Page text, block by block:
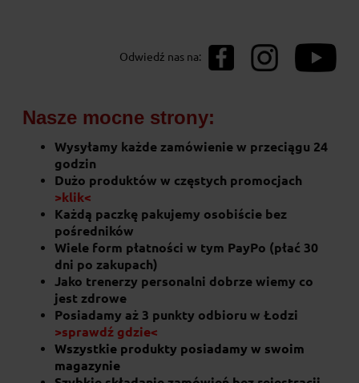
Odwiedź nas na:
Nasze mocne strony:
Wysyłamy każde zamówienie w przeciągu 24
godzin
Dużo produktów w częstych promocjach
>klik<
Każdą paczkę pakujemy osobiście bez
pośredników
Wiele form płatności w tym PayPo (płać 30
dni po zakupach)
Jako trenerzy personalni dobrze wiemy co
jest zdrowe
Posiadamy aż 3 punkty odbioru w Łodzi
>sprawdź gdzie<
Wszystkie produkty posiadamy w swoim
magazynie